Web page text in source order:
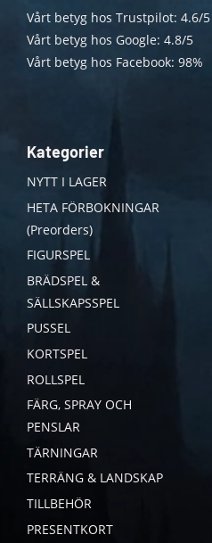
Vårt betyg hos Trustpilot: 4.6/5
Vårt betyg hos Google: 4.8/5
Vårt betyg hos Facebook: 98%
Kategorier
NYTT I LAGER
HETA FÖRBOKNINGAR
(Preorders)
FIGURSPEL
BRÄDSPEL &
SÄLLSKAPSSPEL
PUSSEL
KORTSPEL
ROLLSPEL
FÄRG, SPRAY OCH
PENSLAR
TÄRNINGAR
TERRÄNG & LANDSKAP
TILLBEHÖR
PRESENTKORT